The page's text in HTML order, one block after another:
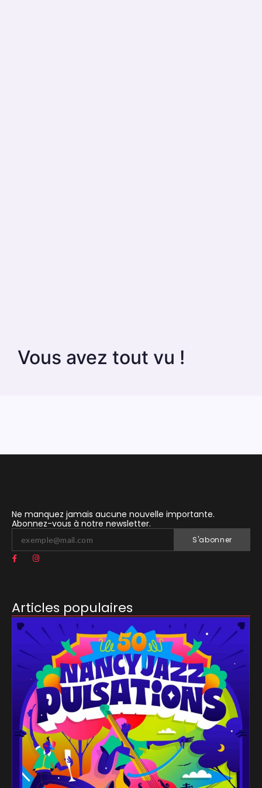
Vous avez tout vu !
Ne manquez jamais aucune nouvelle importante.
Abonnez-vous à notre newsletter.
S'abonner
Articles populaires